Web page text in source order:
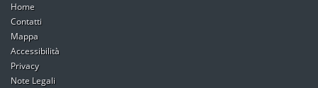
Home
Contatti
Mappa
Accessibilità
Privacy
Note Legali